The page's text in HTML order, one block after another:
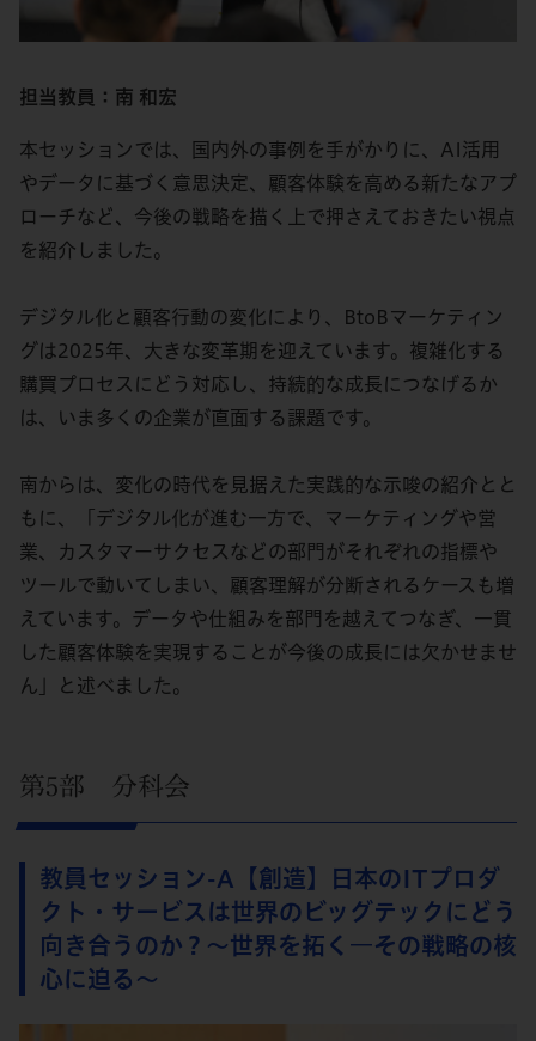
担当教員：南 和宏
本セッションでは、国内外の事例を手がかりに、AI活用
やデータに基づく意思決定、顧客体験を高める新たなアプ
ローチなど、今後の戦略を描く上で押さえておきたい視点
を紹介しました。
デジタル化と顧客行動の変化により、BtoBマーケティン
グは2025年、大きな変革期を迎えています。複雑化する
購買プロセスにどう対応し、持続的な成長につなげるか
は、いま多くの企業が直面する課題です。
南からは、変化の時代を見据えた実践的な示唆の紹介とと
もに、「デジタル化が進む一方で、マーケティングや営
業、カスタマーサクセスなどの部門がそれぞれの指標や
ツールで動いてしまい、顧客理解が分断されるケースも増
えています。データや仕組みを部門を越えてつなぎ、一貫
した顧客体験を実現することが今後の成長には欠かせませ
ん」と述べました。
第5部 分科会
教員セッション-A【創造】日本のITプロダ
クト・サービスは世界のビッグテックにどう
向き合うのか？～世界を拓く―その戦略の核
心に迫る～